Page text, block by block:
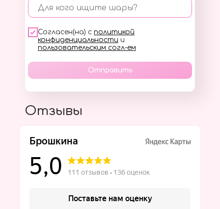
Для кого ищите шары?
Согласен(на) с политикой
конфиденциальности и
пользовательским согл-ем
Отправить
Отзывы